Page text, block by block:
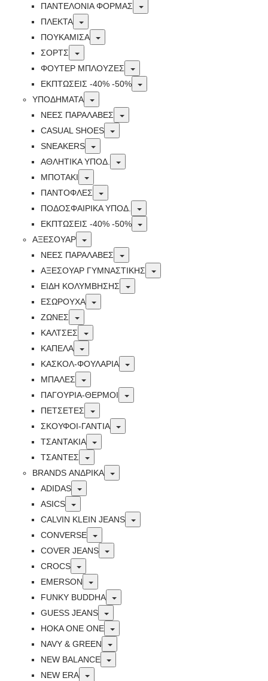
ΠΑΝΤΕΛΟΝΙΑ ΦΟΡΜΑΣ
Toggle
ΠΛΕΚΤΑ
Toggle
ΠΟΥΚΑΜΙΣΑ
Toggle
ΣΟΡΤΣ
Toggle
ΦΟΥΤΕΡ ΜΠΛΟΥΖΕΣ
Toggle
ΕΚΠΤΏΣΕΙΣ -40% -50%
Toggle
ΥΠΟΔΗΜΑΤΑ
Toggle
ΝΕΕΣ ΠΑΡΑΛΑΒΕΣ
Toggle
CASUAL SHOES
Toggle
SNEAKERS
Toggle
ΑΘΛΗΤΙΚΑ ΥΠΟΔ.
Toggle
ΜΠΟΤΑΚΙ
Toggle
ΠΑΝΤΟΦΛΕΣ
Toggle
ΠΟΔΟΣΦΑΙΡΙΚΆ ΥΠΟΔ.
Toggle
ΕΚΠΤΏΣΕΙΣ -40% -50%
Toggle
ΑΞΕΣΟΥΑΡ
Toggle
ΝΕΕΣ ΠΑΡΑΛΑΒΕΣ
Toggle
ΑΞΕΣΟΥΑΡ ΓΥΜΝΑΣΤΙΚΗΣ
Toggle
ΕΙΔΗ ΚΟΛΥΜΒΗΣΗΣ
Toggle
ΕΣΩΡΟΥΧΑ
Toggle
ΖΩΝΕΣ
Toggle
ΚΑΛΤΣΕΣ
Toggle
ΚΑΠΕΛΑ
Toggle
ΚΑΣΚΟΛ-ΦΟΥΛΑΡΙΑ
Toggle
ΜΠΑΛΕΣ
Toggle
ΠΑΓΟΥΡΙΑ-ΘΕΡΜΟΙ
Toggle
ΠΕΤΣΈΤΕΣ
Toggle
ΣΚΟΥΦΟΙ-ΓΑΝΤΙΑ
Toggle
ΤΣΑΝΤΑΚΙΑ
Toggle
ΤΣΑΝΤΕΣ
Toggle
BRANDS ΑΝΔΡΙΚΆ
Toggle
ADIDAS
Toggle
ASICS
Toggle
CALVIN KLEIN JEANS
Toggle
CONVERSE
Toggle
COVER JEANS
Toggle
CROCS
Toggle
EMERSON
Toggle
FUNKY BUDDHA
Toggle
GUESS JEANS
Toggle
HOKA ONE ONE
Toggle
NAVY & GREEN
Toggle
NEW BALANCE
Toggle
NEW ERA
Toggle